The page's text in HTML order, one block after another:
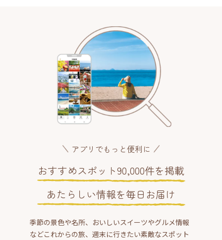
アプリでもっと便利に
おすすめスポット90,000件を掲載
あたらしい情報を毎日お届け
季節の景色や名所、おいしいスイーツやグルメ情報
などこれからの旅、週末に行きたい素敵なスポット